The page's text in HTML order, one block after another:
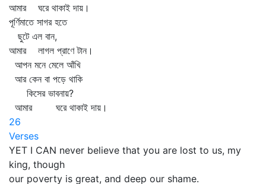
আমার ঘরে থাকাই দায়।
পূর্ণিমাতে সাগর হতে
ছুটে এল বান,
আমার লাগল প্রাণে টান।
আপন মনে মেলে আঁখি
আর কেন বা পড়ে থাকি
কিসের ভাবনায়?
আমার ঘরে থাকাই দায়।
26
Verses
YET I CAN never believe that you are lost to us, my
king, though
our poverty is great, and deep our shame.